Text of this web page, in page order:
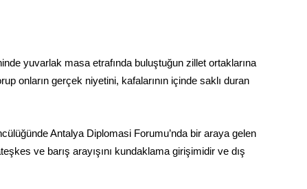
yuvarlak masa etrafında buluştuğun zillet ortaklarına
onların gerçek niyetini, kafalarının içinde saklı duran
Antalya Diplomasi Forumu’nda bir araya gelen
ve barış arayışını kundaklama girişimidir ve dış